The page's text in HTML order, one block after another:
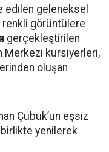
edilen geleneksel
renkli görüntülere
gerçekleştirilen
Merkezi kursiyerleri,
oluşan
Çubuk’un eşsiz
yenilerek